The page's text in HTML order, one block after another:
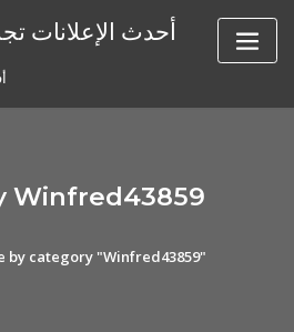
أحدث الإعلانات
Winfred43859
by category "Winfred43859"